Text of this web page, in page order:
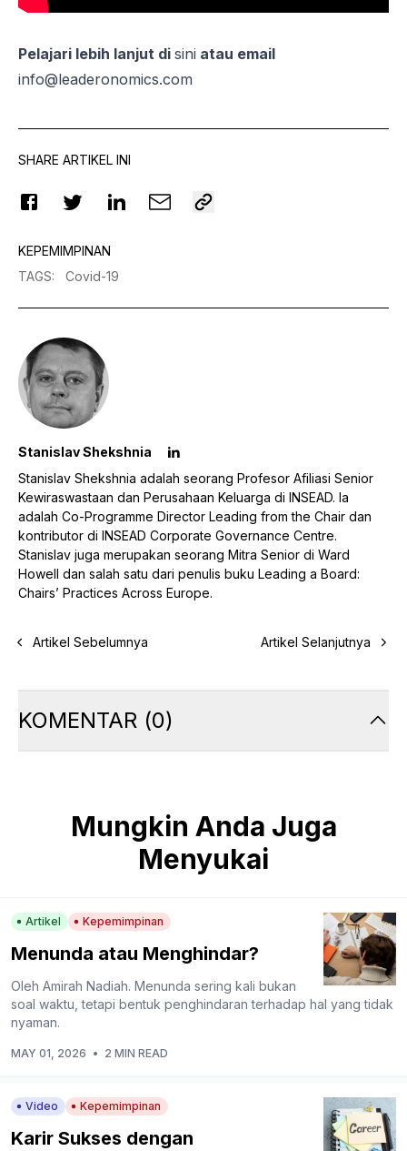
Pelajari lebih lanjut di sini atau email
info@leaderonomics.com
SHARE ARTIKEL INI
KEPEMIMPINAN
TAGS: Covid-19
Stanislav Shekshnia
Stanislav Shekshnia adalah seorang Profesor Afiliasi Senior
Kewiraswastaan dan Perusahaan Keluarga di INSEAD. Ia
adalah Co-Programme Director Leading from the Chair dan
kontributor di INSEAD Corporate Governance Centre.
Stanislav juga merupakan seorang Mitra Senior di Ward
Howell dan salah satu dari penulis buku Leading a Board:
Chairs’ Practices Across Europe.
Artikel Sebelumnya Artikel Selanjutnya
KOMENTAR (0)
Mungkin Anda Juga
Menyukai
Artikel Kepemimpinan
Menunda atau Menghindar?
Oleh Amirah Nadiah. Menunda sering kali bukan
soal waktu, tetapi bentuk penghindaran terhadap hal yang tidak
nyaman.
MAY 01, 2026 • 2 MIN READ
Video Kepemimpinan
Karir Sukses dengan